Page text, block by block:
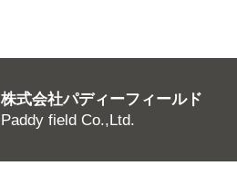
株式会社パディーフィールド
Paddy field Co.,Ltd.